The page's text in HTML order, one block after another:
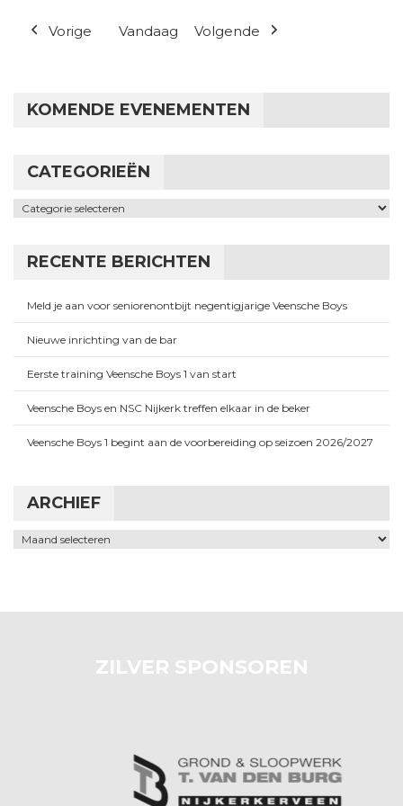
Vorige Vandaag Volgende
KOMENDE EVENEMENTEN
CATEGORIEËN
Categorieën
RECENTE BERICHTEN
Meld je aan voor seniorenontbijt negentigjarige Veensche Boys
Nieuwe inrichting van de bar
Eerste training Veensche Boys 1 van start
Veensche Boys en NSC Nijkerk treffen elkaar in de beker
Veensche Boys 1 begint aan de voorbereiding op seizoen 2026/2027
ARCHIEF
Archief
ZILVER SPONSOREN